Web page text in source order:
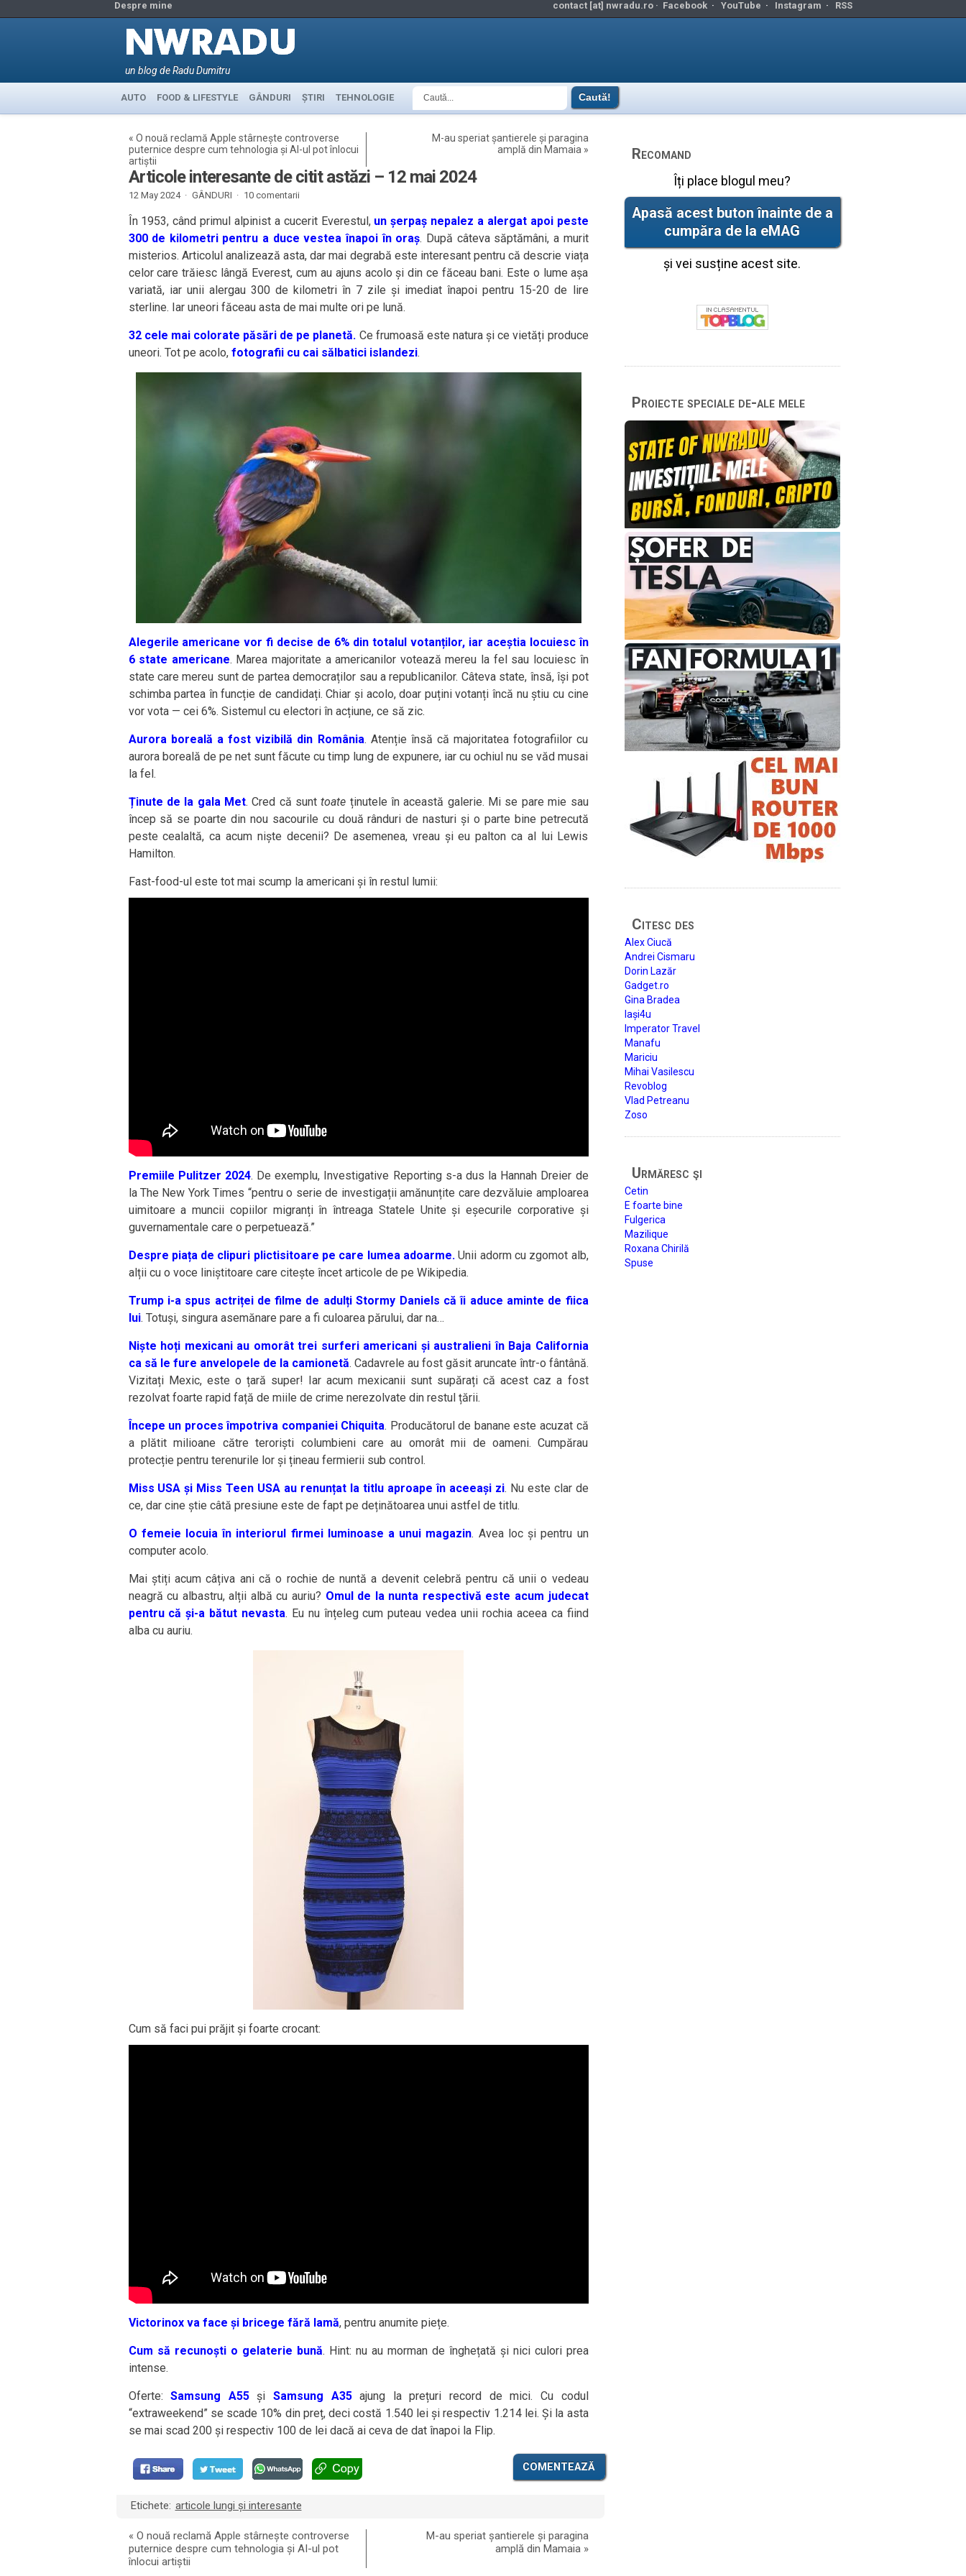
Despre mine contact [at] nwradu.ro · Facebook· YouTube · Instagram · RSS
un blog de Radu Dumitru
AUTO FOOD & LIFESTYLE GÂNDURI ȘTIRI TEHNOLOGIE
« O nouă reclamă Apple stârnește controverse
puternice despre cum tehnologia și AI-ul pot înlocui
artiștii
M-au speriat șantierele și paragina
amplă din Mamaia »
Articole interesante de citit astăzi – 12 mai 2024
12 May 2024 · GÂNDURI · 10 comentarii
În 1953, când primul alpinist a cucerit Everestul, un șerpaș nepalez a alergat apoi peste
300 de kilometri pentru a duce vestea înapoi în oraș. După câteva săptămâni, a murit
misterios. Articolul analizează asta, dar mai degrabă este interesant pentru că descrie viața
celor care trăiesc lângă Everest, cum au ajuns acolo și din ce făceau bani. Este o lume așa
variată, iar unii alergau 300 de kilometri în 7 zile și imediat înapoi pentru 15-20 de lire
sterline. Iar uneori făceau asta de mai multe ori pe lună.
32 cele mai colorate păsări de pe planetă. Ce frumoasă este natura și ce vietăți produce
uneori. Tot pe acolo, fotografii cu cai sălbatici islandezi.
Alegerile americane vor fi decise de 6% din totalul votanților, iar aceștia locuiesc în
6 state americane. Marea majoritate a americanilor votează mereu la fel sau locuiesc în
state care mereu sunt de partea democraților sau a republicanilor. Câteva state, însă, își pot
schimba partea în funcție de candidați. Chiar și acolo, doar puțini votanți încă nu știu cu cine
vor vota — cei 6%. Sistemul cu electori în acțiune, ce să zic.
Aurora boreală a fost vizibilă din România. Atenție însă că majoritatea fotografiilor cu
aurora boreală de pe net sunt făcute cu timp lung de expunere, iar cu ochiul nu se văd musai
la fel.
Ținute de la gala Met. Cred că sunttoate ținutele în această galerie. Mi se pare mie sau
încep să se poarte din nou sacourile cu două rânduri de nasturi și o parte bine petrecută
peste cealaltă, ca acum niște decenii? De asemenea, vreau și eu palton ca al lui Lewis
Hamilton.
Fast-food-ul este tot mai scump la americani și în restul lumii:
Premiile Pulitzer 2024. De exemplu, Investigative Reporting s-a dus la Hannah Dreier de
la The New York Times “pentru o serie de investigații amănunțite care dezvăluie amploarea
uimitoare a muncii copiilor migranți în întreaga Statele Unite și eșecurile corporative și
guvernamentale care o perpetuează.”
Despre piața de clipuri plictisitoare pe care lumea adoarme.Unii adorm cu zgomot alb,
alții cu o voce liniștitoare care citește încet articole de pe Wikipedia.
Trump i-a spus actriței de filme de adulți Stormy Daniels că îi aduce aminte de fiica
lui. Totuși, singura asemănare pare a fi culoarea părului, dar na…
Niște hoți mexicani au omorât trei surferi americani și australieni în Baja California
ca să le fure anvelopele de la camionetă. Cadavrele au fost găsit aruncate într-o fântână.
Vizitați Mexic, este o țară super! Iar acum mexicanii sunt supărați că acest caz a fost
rezolvat foarte rapid față de miile de crime nerezolvate din restul țării.
Începe un proces împotriva companiei Chiquita. Producătorul de banane este acuzat că
a plătit milioane către teroriști columbieni care au omorât mii de oameni. Cumpărau
protecție pentru terenurile lor și țineau fermierii sub control.
Miss USA și Miss Teen USA au renunțat la titlu aproape în aceeași zi. Nu este clar de
ce, dar cine știe câtă presiune este de fapt pe deținătoarea unui astfel de titlu.
O femeie locuia în interiorul firmei luminoase a unui magazin. Avea loc și pentru un
computer acolo.
Mai știți acum câțiva ani că o rochie de nuntă a devenit celebră pentru că unii o vedeau
neagră cu albastru, alții albă cu auriu? Omul de la nunta respectivă este acum judecat
pentru că și-a bătut nevasta. Eu nu înțeleg cum puteau vedea unii rochia aceea ca fiind
alba cu auriu.
Cum să faci pui prăjit și foarte crocant:
Victorinox va face și bricege fără lamă, pentru anumite piețe.
Cum să recunoști o gelaterie bună. Hint: nu au morman de înghețată și nici culori prea
intense.
Oferte:Samsung A55și Samsung A35ajung la prețuri record de mici. Cu codul
“extraweekend” se scade 10% din preț, deci costă 1.540 lei și respectiv 1.214 lei. Și la asta
se mai scad 200 și respectiv 100 de lei dacă ai ceva de dat înapoi la Flip.
COMENTEAZĂ
Etichete: articole lungi și interesante
« O nouă reclamă Apple stârnește controverse
puternice despre cum tehnologia și AI-ul pot
înlocui artiștii
M-au speriat șantierele și paragina
amplă din Mamaia»
Recomand
Îți place blogul meu?
Apasă acest buton înainte de a
cumpăra de la eMAG
și vei susține acest site.
Proiecte speciale de-ale mele
Citesc des
Alex Ciucă
Andrei Cismaru
Dorin Lazăr
Gadget.ro
Gina Bradea
Iași4u
Imperator Travel
Manafu
Mariciu
Mihai Vasilescu
Revoblog
Vlad Petreanu
Zoso
Urmăresc şi
Cetin
E foarte bine
Fulgerica
Mazilique
Roxana Chirilă
Spuse